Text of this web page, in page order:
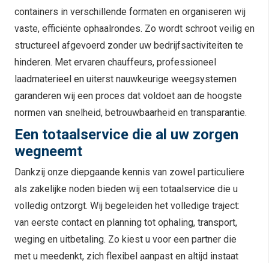
containers in verschillende formaten en organiseren wij
vaste, efficiënte ophaalrondes. Zo wordt schroot veilig en
structureel afgevoerd zonder uw bedrijfsactiviteiten te
hinderen. Met ervaren chauffeurs, professioneel
laadmaterieel en uiterst nauwkeurige weegsystemen
garanderen wij een proces dat voldoet aan de hoogste
normen van snelheid, betrouwbaarheid en transparantie.
Een totaalservice die al uw zorgen
wegneemt
Dankzij onze diepgaande kennis van zowel particuliere
als zakelijke noden bieden wij een totaalservice die u
volledig ontzorgt. Wij begeleiden het volledige traject:
van eerste contact en planning tot ophaling, transport,
weging en uitbetaling. Zo kiest u voor een partner die
met u meedenkt, zich flexibel aanpast en altijd instaat